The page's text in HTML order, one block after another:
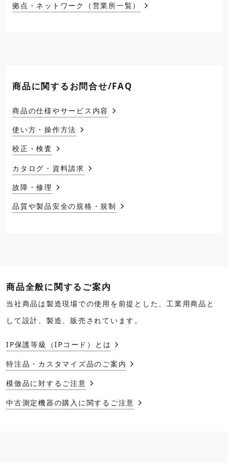
拠点・ネットワーク（営業所一覧）
商品に関するお問合せ/FAQ
商品の仕様やサービス内容
使い方・操作方法
校正・検査
カタログ・資料請求
故障・修理
品質や製品安全の規格・規制
商品全般に関するご案内
当社商品は製造現場での使用を前提とした、工業用商品と
して設計、製造、販売されています。
IP保護等級（IPコード）とは
特注品・カスタマイズ品のご案内
模倣品に対するご注意
中古測定機器の購入に関するご注意